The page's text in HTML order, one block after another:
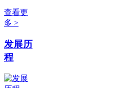
查看更
多 >
发展历
程